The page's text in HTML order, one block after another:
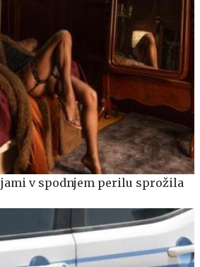
v spodnjem perilu sprožila